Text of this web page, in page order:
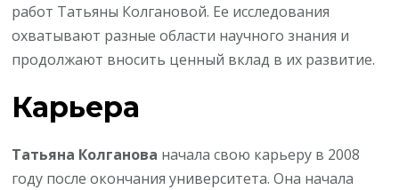
работ Татьяны Колгановой. Ее исследования
охватывают разные области научного знания и
продолжают вносить ценный вклад в их развитие.
Карьера
Татьяна Колганова начала свою карьеру в 2008
году после окончания университета. Она начала